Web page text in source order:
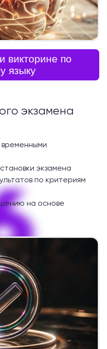
викторине по
языку
экзамена
экзамена
по критериям
на основе